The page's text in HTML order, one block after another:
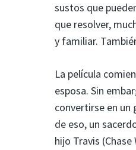
sustos que
que resolver,
y familiar.
La película
esposa. Sin
convertirse en un
de eso, un
hijo Travis